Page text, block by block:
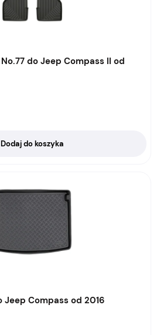
do Jeep Compass II od
Dodaj do koszyka
Jeep Compass od 2016